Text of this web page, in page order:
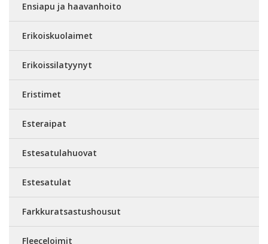
Ensiapu ja haavanhoito
Erikoiskuolaimet
Erikoissilatyynyt
Eristimet
Esteraipat
Estesatulahuovat
Estesatulat
Farkkuratsastushousut
Fleeceloimit